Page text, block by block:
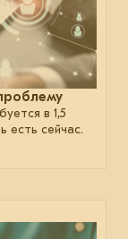
в 1,5
есть сейчас.